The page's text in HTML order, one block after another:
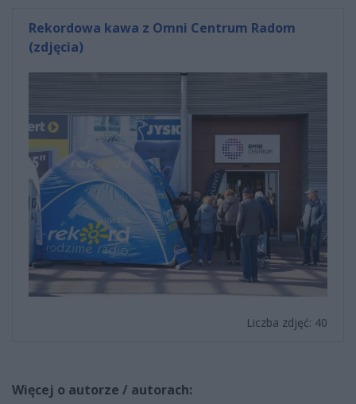
Rekordowa kawa z Omni Centrum Radom
(zdjęcia)
Liczba zdjęć: 40
Więcej o autorze / autorach: